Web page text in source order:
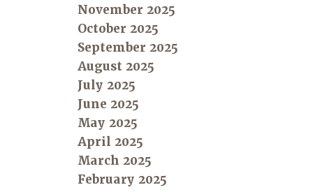
November 2025
October 2025
September 2025
August 2025
July 2025
June 2025
May 2025
April 2025
March 2025
February 2025